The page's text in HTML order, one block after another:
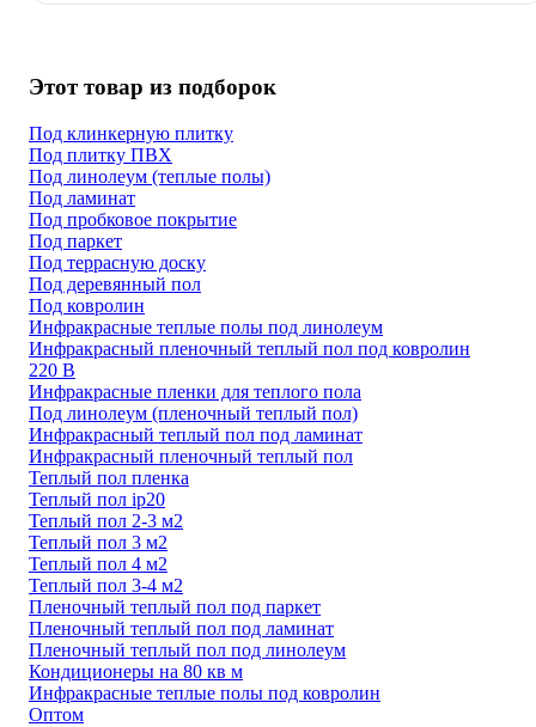
Этот товар из подборок
Под клинкерную плитку
Под плитку ПВХ
Под линолеум (теплые полы)
Под ламинат
Под пробковое покрытие
Под паркет
Под террасную доску
Под деревянный пол
Под ковролин
Инфракрасные теплые полы под линолеум
Инфракрасный пленочный теплый пол под ковролин
220 В
Инфракрасные пленки для теплого пола
Под линолеум (пленочный теплый пол)
Инфракрасный теплый пол под ламинат
Инфракрасный пленочный теплый пол
Теплый пол пленка
Теплый пол ip20
Теплый пол 2-3 м2
Теплый пол 3 м2
Теплый пол 4 м2
Теплый пол 3-4 м2
Пленочный теплый пол под паркет
Пленочный теплый пол под ламинат
Пленочный теплый пол под линолеум
Кондиционеры на 80 кв м
Инфракрасные теплые полы под ковролин
Оптом